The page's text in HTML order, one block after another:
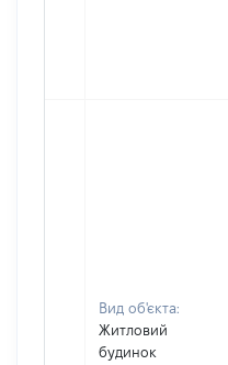
Вид об'єкта:
Житловий
будинок